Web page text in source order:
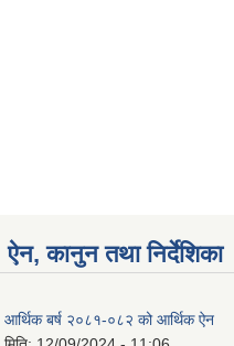
ऐन, कानुन तथा निर्देशिका
आर्थिक बर्ष २०८१-०८२ को आर्थिक ऐन